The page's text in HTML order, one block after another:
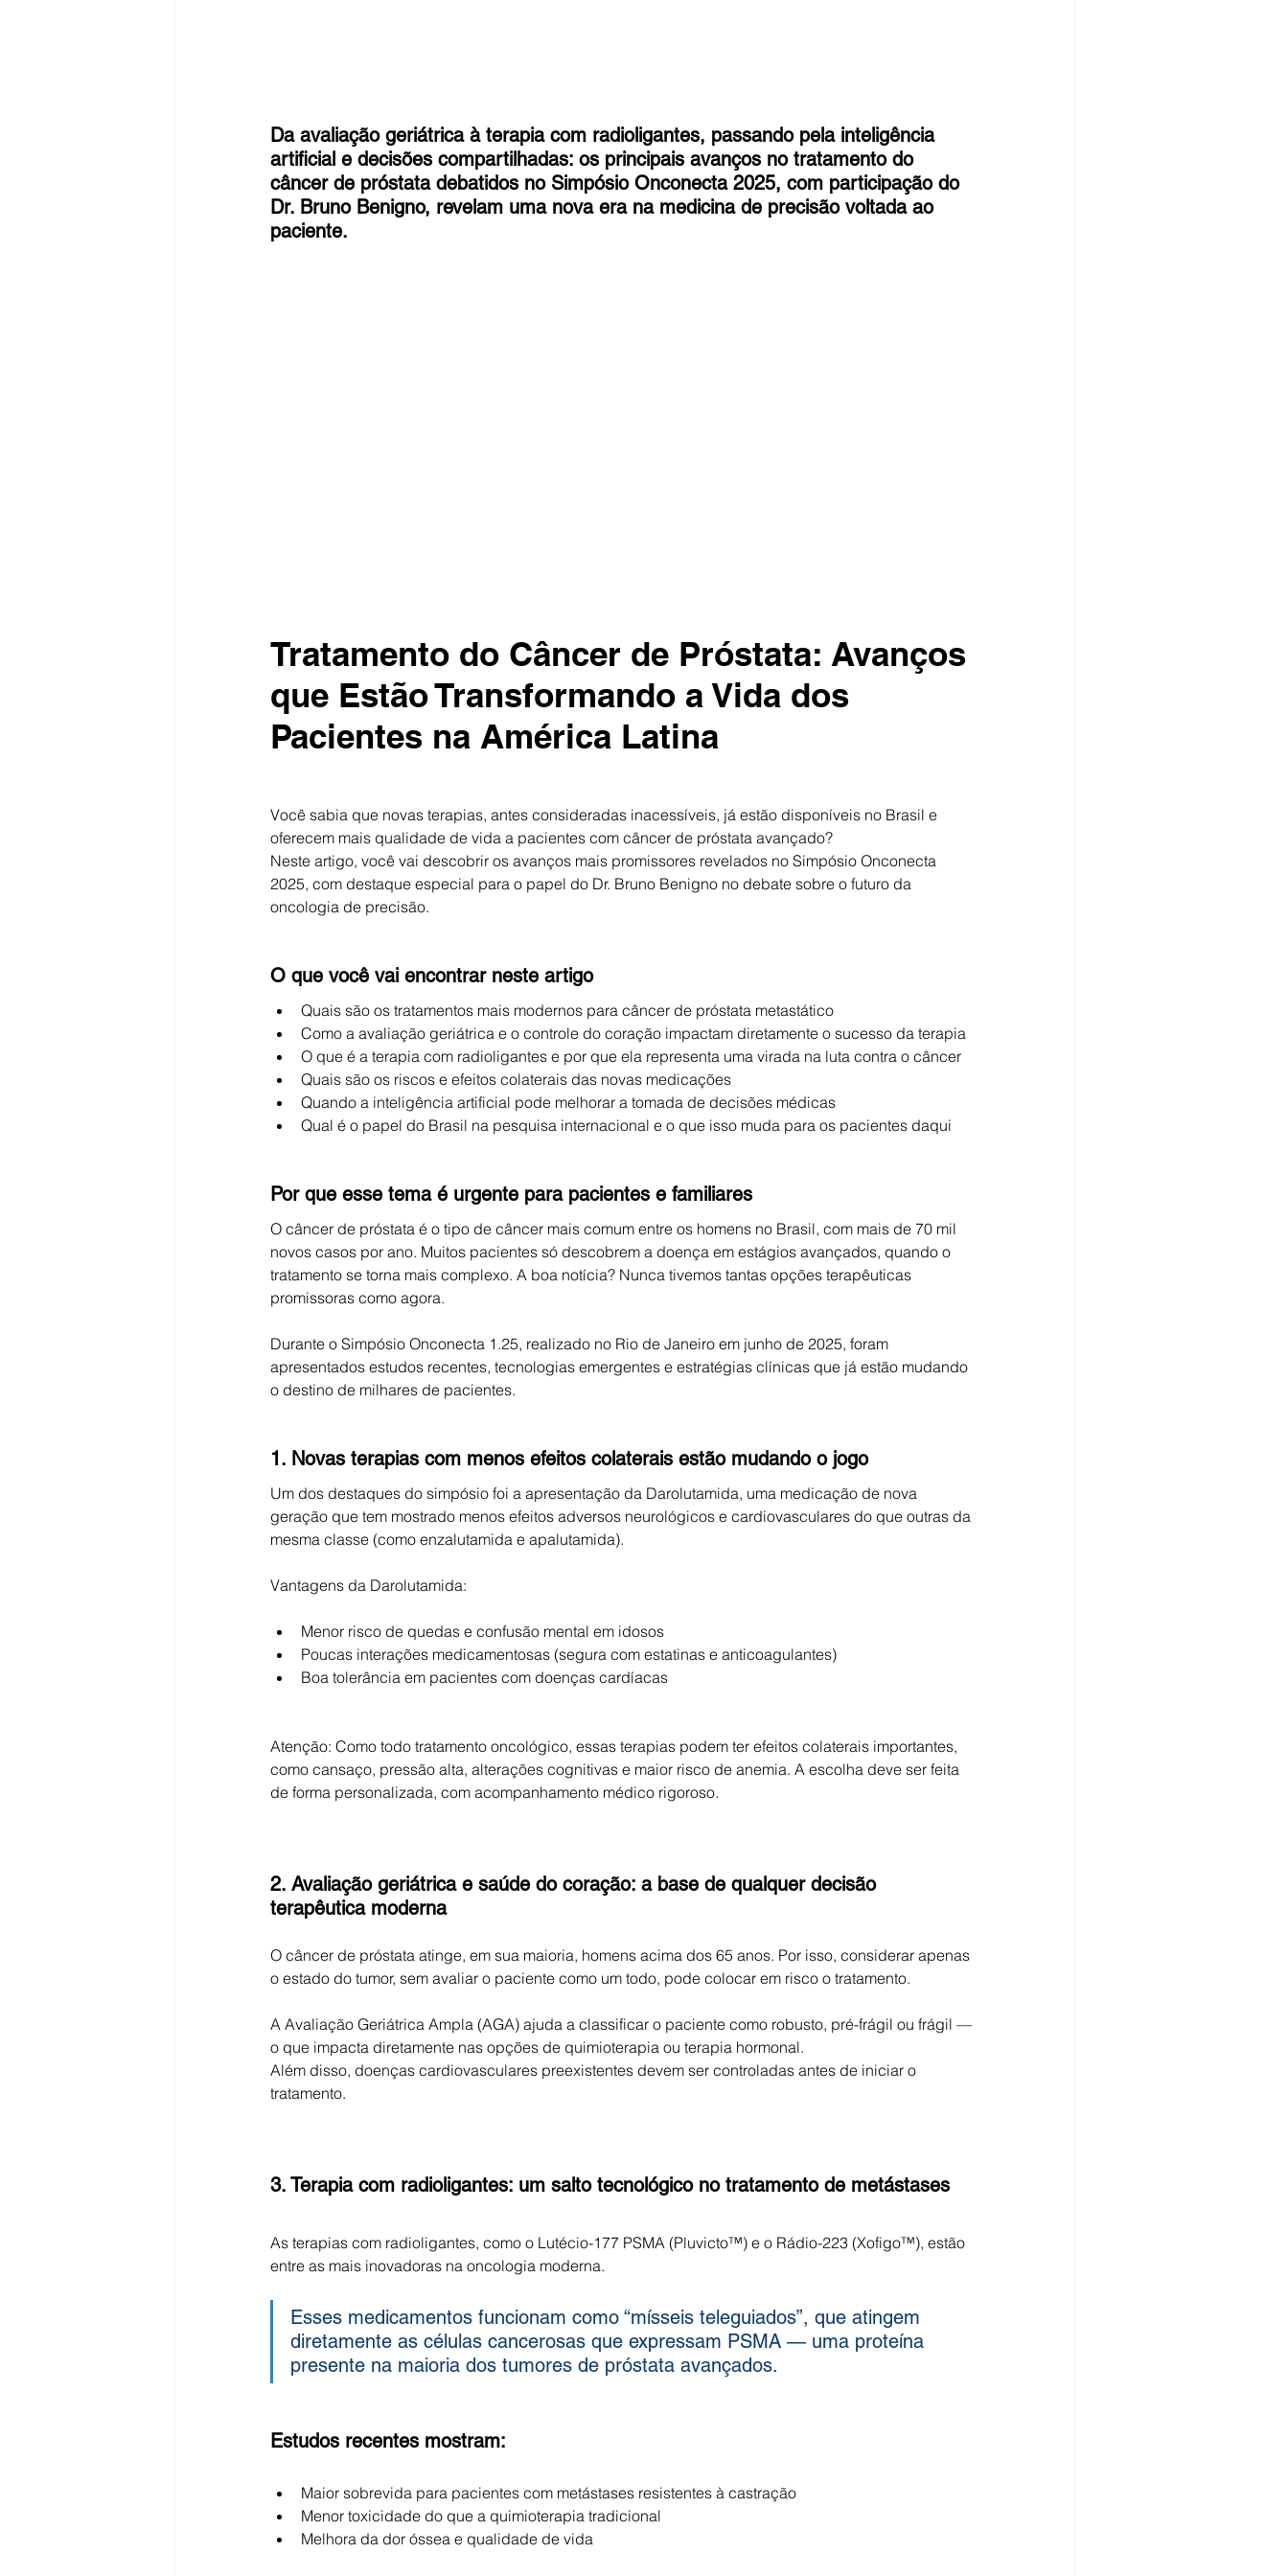
Da avaliação geriátrica à terapia com radioligantes, passando pela inteligência
artificial e decisões compartilhadas: os principais avanços no tratamento do
câncer de próstata debatidos no Simpósio Onconecta 2025, com participação do
Dr. Bruno Benigno, revelam uma nova era na medicina de precisão voltada ao
paciente.
Tratamento do Câncer de Próstata: Avanços
que Estão Transformando a Vida dos
Pacientes na América Latina
Você sabia que novas terapias, antes consideradas inacessíveis, já estão disponíveis no Brasil e
oferecem mais qualidade de vida a pacientes com câncer de próstata avançado?
Neste artigo, você vai descobrir os avanços mais promissores revelados no Simpósio Onconecta
2025, com destaque especial para o papel do Dr. Bruno Benigno no debate sobre o futuro da
oncologia de precisão.
O que você vai encontrar neste artigo
Quais são os tratamentos mais modernos para câncer de próstata metastático
Como a avaliação geriátrica e o controle do coração impactam diretamente o sucesso da terapia
O que é a terapia com radioligantes e por que ela representa uma virada na luta contra o câncer
Quais são os riscos e efeitos colaterais das novas medicações
Quando a inteligência artificial pode melhorar a tomada de decisões médicas
Qual é o papel do Brasil na pesquisa internacional e o que isso muda para os pacientes daqui
Por que esse tema é urgente para pacientes e familiares
O câncer de próstata é o tipo de câncer mais comum entre os homens no Brasil, com mais de 70 mil
novos casos por ano. Muitos pacientes só descobrem a doença em estágios avançados, quando o
tratamento se torna mais complexo. A boa notícia? Nunca tivemos tantas opções terapêuticas
promissoras como agora.
Durante o Simpósio Onconecta 1.25, realizado no Rio de Janeiro em junho de 2025, foram
apresentados estudos recentes, tecnologias emergentes e estratégias clínicas que já estão mudando
o destino de milhares de pacientes.
1. Novas terapias com menos efeitos colaterais estão mudando o jogo
Um dos destaques do simpósio foi a apresentação da Darolutamida, uma medicação de nova
geração que tem mostrado menos efeitos adversos neurológicos e cardiovasculares do que outras da
mesma classe (como enzalutamida e apalutamida).
Vantagens da Darolutamida:
Menor risco de quedas e confusão mental em idosos
Poucas interações medicamentosas (segura com estatinas e anticoagulantes)
Boa tolerância em pacientes com doenças cardíacas
Atenção: Como todo tratamento oncológico, essas terapias podem ter efeitos colaterais importantes,
como cansaço, pressão alta, alterações cognitivas e maior risco de anemia. A escolha deve ser feita
de forma personalizada, com acompanhamento médico rigoroso.
2. Avaliação geriátrica e saúde do coração: a base de qualquer decisão
terapêutica moderna
O câncer de próstata atinge, em sua maioria, homens acima dos 65 anos. Por isso, considerar apenas
o estado do tumor, sem avaliar o paciente como um todo, pode colocar em risco o tratamento.
A Avaliação Geriátrica Ampla (AGA) ajuda a classificar o paciente como robusto, pré-frágil ou frágil —
o que impacta diretamente nas opções de quimioterapia ou terapia hormonal.
Além disso, doenças cardiovasculares preexistentes devem ser controladas antes de iniciar o
tratamento.
3. Terapia com radioligantes: um salto tecnológico no tratamento de metástases
As terapias com radioligantes, como o Lutécio-177 PSMA (Pluvicto™) e o Rádio-223 (Xofigo™), estão
entre as mais inovadoras na oncologia moderna.
Esses medicamentos funcionam como “mísseis teleguiados”, que atingem
diretamente as células cancerosas que expressam PSMA — uma proteína
presente na maioria dos tumores de próstata avançados.
Estudos recentes mostram:
Maior sobrevida para pacientes com metástases resistentes à castração
Menor toxicidade do que a quimioterapia tradicional
Melhora da dor óssea e qualidade de vida